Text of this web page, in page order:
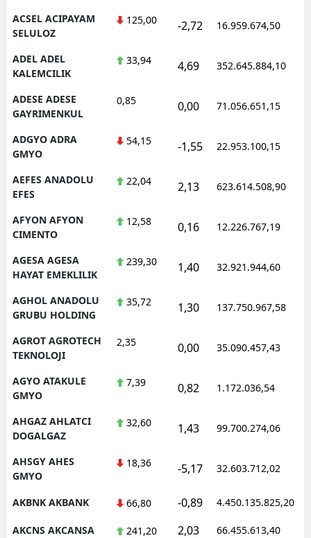
ACSEL ACIPAYAM
SELULOZ
125,00 -2,72 16.959.674,50
ADEL ADEL
KALEMCILIK
33,94 4,69 352.645.884,10
ADESE ADESE
GAYRIMENKUL
0,85 0,00 71.056.651,15
ADGYO ADRA
GMYO
54,15 -1,55 22.953.100,15
AEFES ANADOLU
EFES
22,04 2,13 623.614.508,90
AFYON AFYON
CIMENTO
12,58 0,16 12.226.767,19
AGESA AGESA
HAYAT EMEKLILIK
239,30 1,40 32.921.944,60
AGHOL ANADOLU
GRUBU HOLDING
35,72 1,30 137.750.967,58
AGROT AGROTECH
TEKNOLOJI
2,35 0,00 35.090.457,43
AGYO ATAKULE
GMYO
7,39 0,82 1.172.036,54
AHGAZ AHLATCI
DOGALGAZ
32,60 1,43 99.700.274,06
AHSGY AHES
GMYO
18,36 -5,17 32.603.712,02
AKBNK AKBANK 66,80 -0,89 4.450.135.825,20
AKCNS AKCANSA 241,20 2,03 66.455.613,40